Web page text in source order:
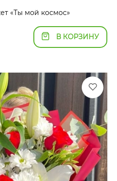
«Ты мой космос»
В КОРЗИНУ